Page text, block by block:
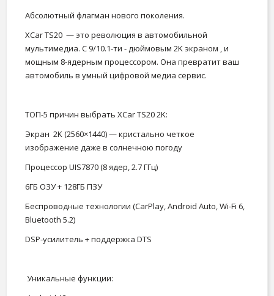
Абсолютный флагман нового поколения.
XCar TS20 — это революция в автомобильной
мультимедиа. С 9/10.1-ти - дюймовым 2K экраном , и
мощным 8-ядерным процессором. Она превратит ваш
автомобиль в умный цифровой медиа сервис.
ТОП-5 причин выбрать XCar TS20 2K:
Экран 2K (2560×1440) — кристально четкое
изображение даже в солнечною погоду
Процессор UIS7870 (8 ядер, 2.7 ГГц)
6ГБ ОЗУ + 128ГБ ПЗУ
Беспроводные технологии (CarPlay, Android Auto, Wi-Fi 6,
Bluetooth 5.2)
DSP-усилитель + поддержка DTS
Уникальные функции: